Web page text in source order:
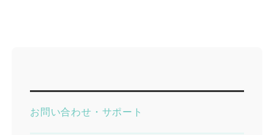
お問い合わせ・サポート